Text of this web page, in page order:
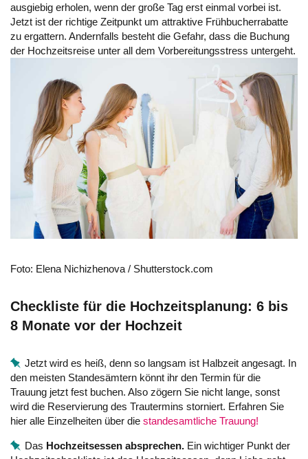
ausgiebig erholen, wenn der große Tag erst einmal vorbei ist.
Jetzt ist der richtige Zeitpunkt um attraktive Frühbucherrabatte
zu ergattern. Andernfalls besteht die Gefahr, dass die Buchung
der Hochzeitsreise unter all dem Vorbereitungsstress untergeht.
Foto: Elena Nichizhenova / Shutterstock.com
Checkliste für die Hochzeitsplanung: 6 bis
8 Monate vor der Hochzeit
Jetzt wird es heiß, denn so langsam ist Halbzeit angesagt. In
den meisten Standesämtern könnt ihr den Termin für die
Trauung jetzt fest buchen. Also zögern Sie nicht lange, sonst
wird die Reservierung des Trautermins storniert. Erfahren Sie
hier alle Einzelheiten über die standesamtliche Trauung!
Das Hochzeitsessen absprechen. Ein wichtiger Punkt der